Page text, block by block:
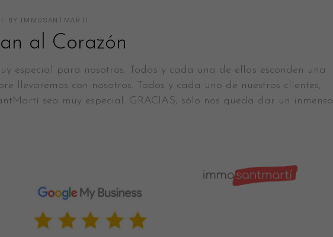
BY IMMOSANTMARTI
al Corazón
especial para nosotros. Todas y cada una de ellas esconden una
llevaremos con nosotros. Todos y cada uno de nuestros clientes,
sea muy especial. GRACIAS, sólo nos queda dar un inmenso